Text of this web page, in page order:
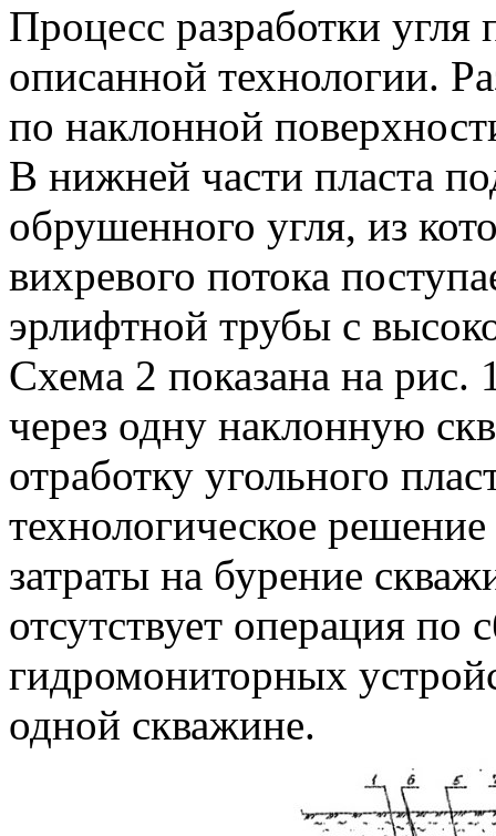
Процесс разработки угля
описанной технологии.
по наклонной
В нижней части пласта
обрушенного угля, из
вихревого потока
эрлифтной трубы с
Схема 2 показана на рис.
через одну наклонную
отработку угольного
технологическое
затраты на бурение
отсутствует операция
гидромониторных
одной скважине.